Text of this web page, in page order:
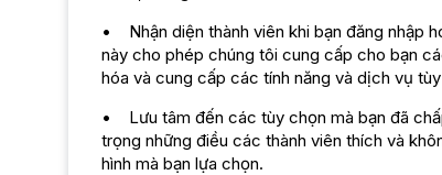
• Nhận diện thành viên khi bạn đăng nhập
này cho phép chúng tôi cung cấp cho bạn
hóa và cung cấp các tính năng và dịch vụ
• Lưu tâm đến các tùy chọn mà bạn đã
trọng những điều các thành viên thích và
hình mà bạn lựa chọn.